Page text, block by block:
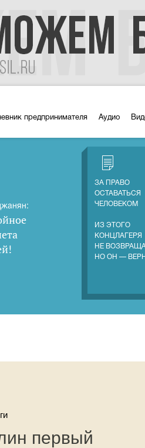
предпринимателя Аудио
!
ЗА ПРАВО
ОСТАВАТЬСЯ
ЧЕЛОВЕКОМ
ИЗ ЭТОГО
КОНЦЛАГЕРЯ
НЕ
НО ОН —
первый